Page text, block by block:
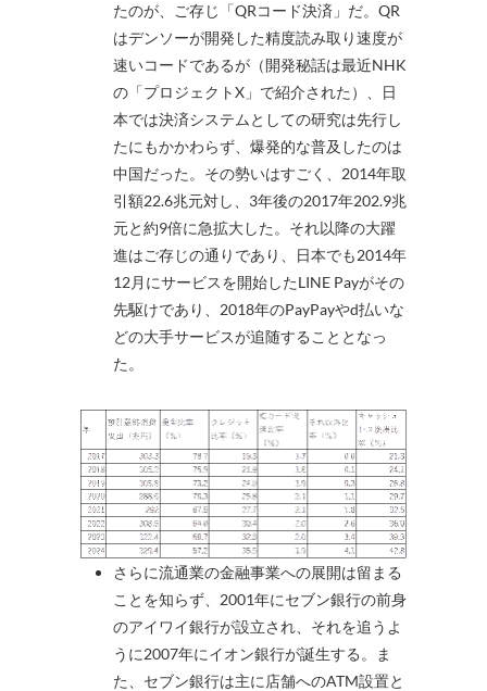
たのが、ご存じ「QRコード決済」だ。QR
はデンソーが開発した精度読み取り速度が
速いコードであるが（開発秘話は最近NHK
の「プロジェクトX」で紹介された）、日
本では決済システムとしての研究は先行し
たにもかかわらず、爆発的な普及したのは
中国だった。その勢いはすごく、2014年取
引額22.6兆元対し、3年後の2017年202.9兆
元と約9倍に急拡大した。それ以降の大躍
進はご存じの通りであり、日本でも2014年
12月にサービスを開始したLINE Payがその
先駆けであり、2018年のPayPayやd払いな
どの大手サービスが追随することとなっ
た。
さらに流通業の金融事業への展開は留まる
ことを知らず、2001年にセブン銀行の前身
のアイワイ銀行が設立され、それを追うよ
うに2007年にイオン銀行が誕生する。ま
た、セブン銀行は主に店舗へのATM設置と